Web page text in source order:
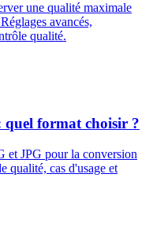
une qualité maximale
avancés,
qualité.
quel format choisir ?
et JPG pour la conversion
qualité, cas d'usage et